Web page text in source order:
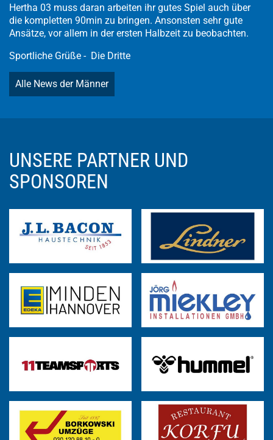
Hertha 03 muss daran arbeiten ihr gutes Spiel auch über
die kompletten 90min zu bringen. Ansonsten sehr gute
Ansätze, vor allem in der ersten Halbzeit zu beobachten.
Sportliche Grüße - Die Dritte
Alle News der Männer
UNSERE PARTNER UND
SPONSOREN